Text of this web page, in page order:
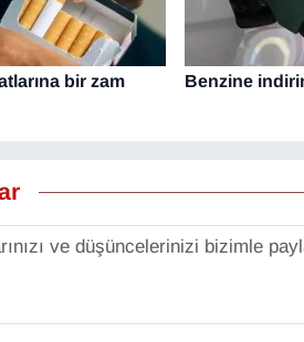
bir zam
Benzine